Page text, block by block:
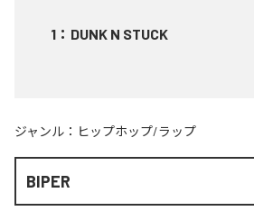
1 ： DUNK N STUCK
ジャンル： ヒップホップ/ラップ
BIPER